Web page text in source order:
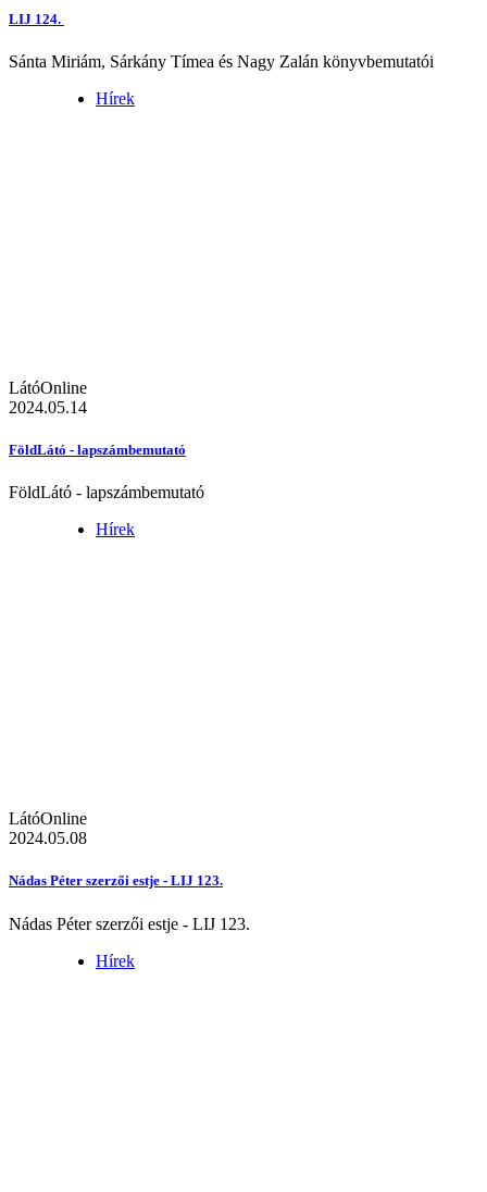
LIJ 124.
Sánta Miriám, Sárkány Tímea és Nagy Zalán könyvbemutatói
Hírek
LátóOnline
2024.05.14
FöldLátó - lapszámbemutató
FöldLátó - lapszámbemutató
Hírek
LátóOnline
2024.05.08
Nádas Péter szerzői estje - LIJ 123.
Nádas Péter szerzői estje - LIJ 123.
Hírek